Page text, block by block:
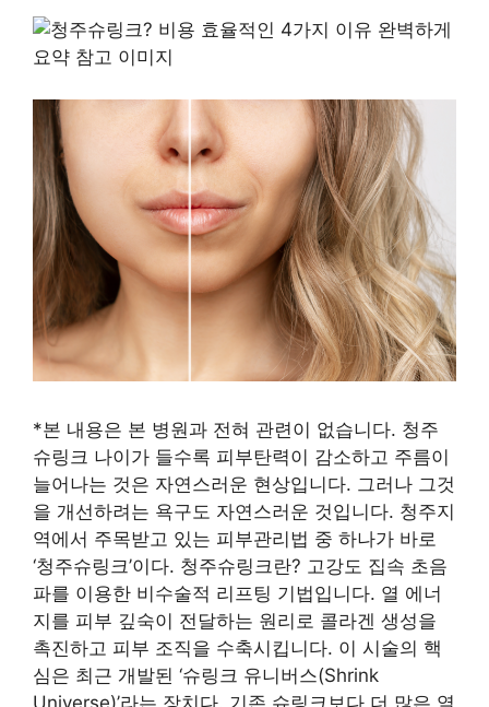
*본 내용은 본 병원과 전혀 관련이 없습니다. 청주
슈링크 나이가 들수록 피부탄력이 감소하고 주름이
늘어나는 것은 자연스러운 현상입니다. 그러나 그것
을 개선하려는 욕구도 자연스러운 것입니다. 청주지
역에서 주목받고 있는 피부관리법 중 하나가 바로
‘청주슈링크’이다. 청주슈링크란? 고강도 집속 초음
파를 이용한 비수술적 리프팅 기법입니다. 열 에너
지를 피부 깊숙이 전달하는 원리로 콜라겐 생성을
촉진하고 피부 조직을 수축시킵니다. 이 시술의 핵
심은 최근 개발된 ‘슈링크 유니버스(Shrink